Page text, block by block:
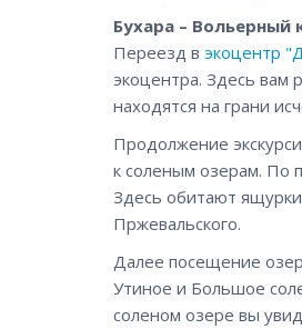
Бухара – Вольерный
Переезд в экоцентр
экоцентра. Здесь вам
находятся на грани
Продолжение
к соленым озерам. По
Здесь обитают
Пржевальского.
Далее посещение
Утиное и Большое
соленом озере вы